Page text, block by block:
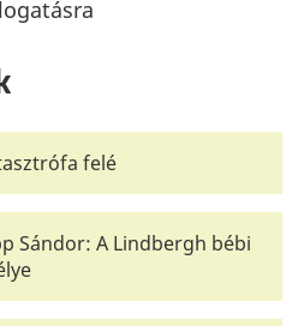
felé
Sándor: A Lindbergh bébi